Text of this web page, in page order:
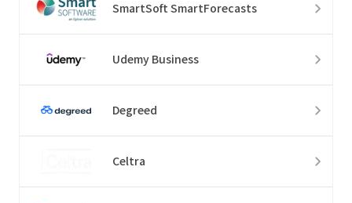
SmartSoft SmartForecasts
Udemy Business
Degreed
Celtra